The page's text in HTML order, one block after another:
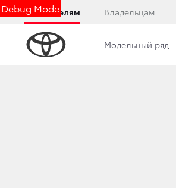
Debug Mode
Покупателям Владельцам
Модельный ряд